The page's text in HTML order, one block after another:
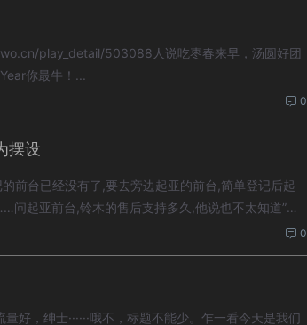
play_detail/503088人说吃枣春来早，汤圆好团
你最牛！...
0
摆设
前台已经没有了,要去旁边起亚的前台,简单登记后起
起亚前台,铃木的售后支持多久,他说也不太知道”。
0
，绅士······哦不，标题不能少。乍一看今天是我们